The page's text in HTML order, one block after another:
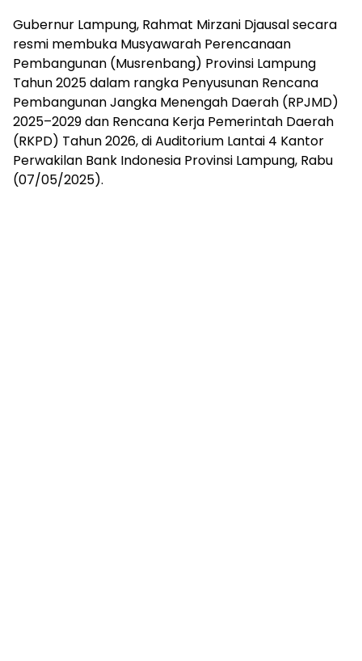
lebih
eksklusif,
bergaya
trendi,
mengandung
unsur
edukasi,
gaya
hidup,
hiburan,
bebas
Gubernur Lampung, Rahmat Mirzani Djausal secara
resmi membuka Musyawarah Perencanaan
Pembangunan (Musrenbang) Provinsi Lampung
Tahun 2025 dalam rangka Penyusunan Rencana
Pembangunan Jangka Menengah Daerah (RPJMD)
2025–2029 dan Rencana Kerja Pemerintah Daerah
(RKPD) Tahun 2026, di Auditorium Lantai 4 Kantor
Perwakilan Bank Indonesia Provinsi Lampung, Rabu
(07/05/2025).